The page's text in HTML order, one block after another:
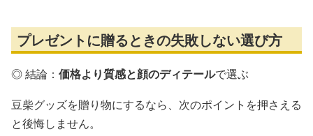
プレゼントに贈るときの失敗しない選び方
◎ 結論： 価格より質感と顔のディテールで選ぶ
豆柴グッズを贈り物にするなら、次のポイントを押さえる
と後悔しません。